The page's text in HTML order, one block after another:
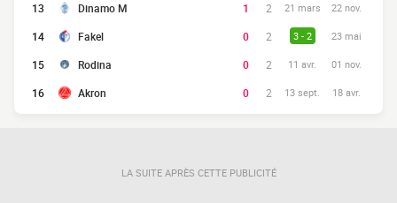
13 Dinamo M 1 2 21 mars 22 nov.
14 Fakel 0 2 3 - 2 23 mai
15 Rodina 0 2 11 avr. 01 nov.
16 Akron 0 2 13 sept. 18 avr.
LA SUITE APRÈS CETTE PUBLICITÉ